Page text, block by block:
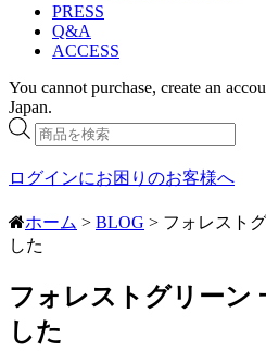
PRESS
Q&A
ACCESS
You cannot purchase, create an
Japan.
商
品
検
ログインにお困りのお客様へ
ホーム > BLOG > フォレスト
した
フォレストグリーン
した